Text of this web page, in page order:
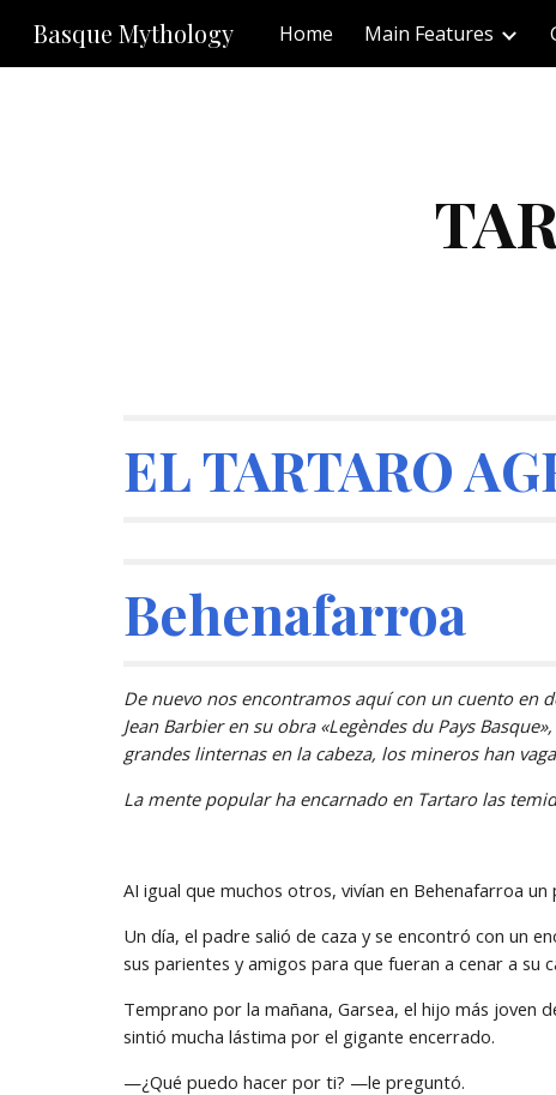
Basque Mythology Home Main Features
EL TARTARO
Behenafarroa
De nuevo nos encontramos aquí con un cuento en
Jean Barbier en su obra «Legèndes du Pays
grandes linternas en la cabeza, los mineros han
La mente popular ha encarnado en Tartaro las
AI igual que muchos otros, vivían en Behenafarroa
Un día, el padre salió de caza y se encontró con un
sus parientes y amigos para que fueran a cenar a su
Temprano por la mañana, Garsea, el hijo más joven
sintió mucha lástima por el gigante encerrado.
—¿Qué puedo hacer por ti? —le preguntó.